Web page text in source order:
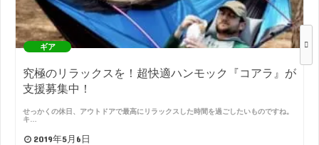
ギア
究極のリラックスを！超快適ハンモック『コアラ』が
支援募集中！
せっかくの休日、アウトドアで最高にリラックスした時間を過ごしたいものですね。
キ…
2019年5月6日